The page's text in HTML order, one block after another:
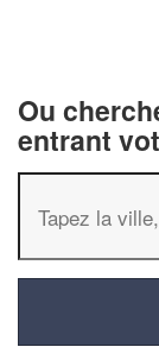
Ou
entrant